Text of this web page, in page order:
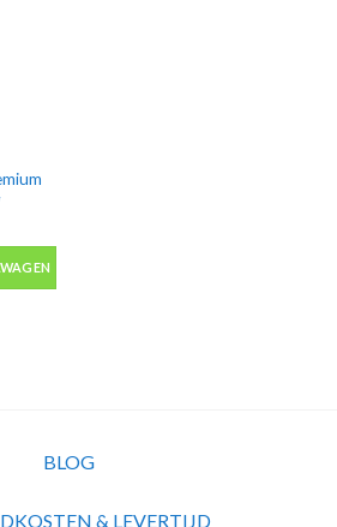
spuitbus 400ml Molotow aantal
BLOG
& LEVERTIJD